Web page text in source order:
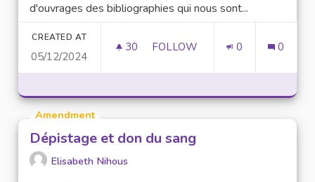
d'ouvrages des bibliographies qui nous sont...
CREATED AT
05/12/2024
30 30 FOLLOWERS
FOLLOW 0 0
Amendment
Dépistage et don du sang
Elisabeth Nihous